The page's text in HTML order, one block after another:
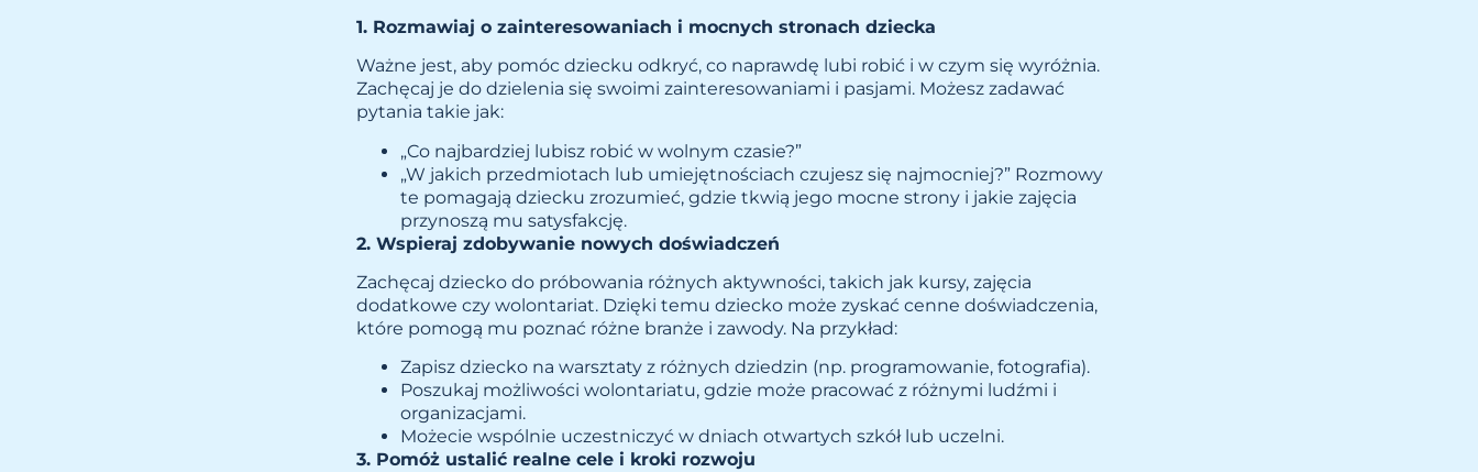
1. Rozmawiaj o zainteresowaniach i mocnych stronach dziecka
Ważne jest, aby pomóc dziecku odkryć, co naprawdę lubi robić i w czym się wyróżnia.
Zachęcaj je do dzielenia się swoimi zainteresowaniami i pasjami. Możesz zadawać
pytania takie jak:
„Co najbardziej lubisz robić w wolnym czasie?”
„W jakich przedmiotach lub umiejętnościach czujesz się najmocniej?” Rozmowy
te pomagają dziecku zrozumieć, gdzie tkwią jego mocne strony i jakie zajęcia
przynoszą mu satysfakcję.
2. Wspieraj zdobywanie nowych doświadczeń
Zachęcaj dziecko do próbowania różnych aktywności, takich jak kursy, zajęcia
dodatkowe czy wolontariat. Dzięki temu dziecko może zyskać cenne doświadczenia,
które pomogą mu poznać różne branże i zawody. Na przykład:
Zapisz dziecko na warsztaty z różnych dziedzin (np. programowanie, fotografia).
Poszukaj możliwości wolontariatu, gdzie może pracować z różnymi ludźmi i
organizacjami.
Możecie wspólnie uczestniczyć w dniach otwartych szkół lub uczelni.
3. Pomóż ustalić realne cele i kroki rozwoju